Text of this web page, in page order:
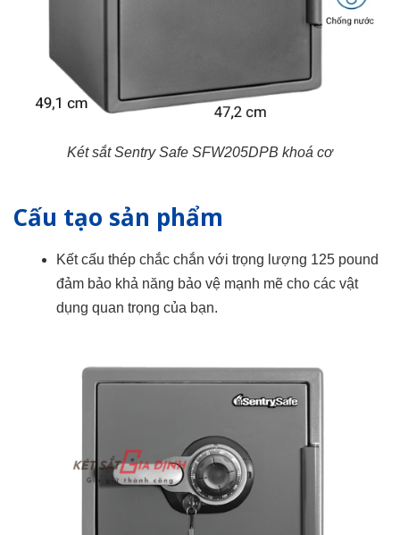
Két sắt Sentry Safe SFW205DPB khoá cơ
Cấu tạo sản phẩm
Kết cấu thép chắc chắn với trọng lượng 125 pound
đảm bảo khả năng bảo vệ mạnh mẽ cho các vật
dụng quan trọng của bạn.